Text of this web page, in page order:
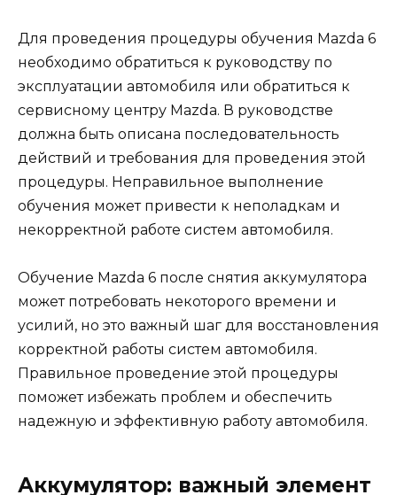
Для проведения процедуры обучения Mazda 6
необходимо обратиться к руководству по
эксплуатации автомобиля или обратиться к
сервисному центру Mazda. В руководстве
должна быть описана последовательность
действий и требования для проведения этой
процедуры. Неправильное выполнение
обучения может привести к неполадкам и
некорректной работе систем автомобиля.
Обучение Mazda 6 после снятия аккумулятора
может потребовать некоторого времени и
усилий, но это важный шаг для восстановления
корректной работы систем автомобиля.
Правильное проведение этой процедуры
поможет избежать проблем и обеспечить
надежную и эффективную работу автомобиля.
Аккумулятор: важный элемент